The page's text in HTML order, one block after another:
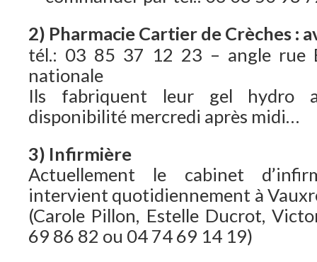
2) Pharmacie Cartier de Crèches :
tél.: 03 85 37 12 23 – angle rue
nationale
Ils fabriquent leur gel hydro
disponibilité mercredi après midi…
3) Infirmière
Actuellement le cabinet
intervient quotidiennement à
(Carole Pillon, Estelle Ducrot,
69 86 82 ou 04 74 69 14 19)